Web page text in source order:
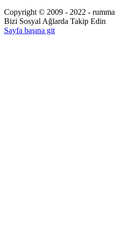
Copyright © 2009 - 2022 - rumma
Bizi Sosyal Ağlarda Takip Edin
Sayfa başına git